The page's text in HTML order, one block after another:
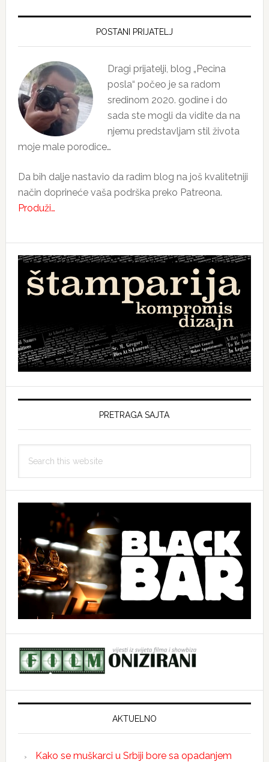
Primary
POSTANI PRIJATELJ
Dragi prijatelji, blog „Pecina
posla“ počeo je sa radom
sredinom 2020. godine i do
sada ste mogli da vidite da na
njemu predstavljam stil života
moje male porodice…
Da bih dalje nastavio da radim blog na još kvalitetniji
način doprineće vaša podrška preko Patreona.
Produži…
PRETRAGA SAJTA
this
AKTUELNO
Kako se muškarci u Srbiji bore sa opadanjem